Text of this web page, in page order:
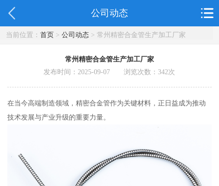
公司动态
当前位置： 首页> 公司动态> 常州精密合金管生产加工厂家
常州精密合金管生产加工厂家
发布时间：2025-09-07 浏览次数：342次
在当今高端制造领域，精密合金管作为关键材料，正日益成为推动
技术发展与产业升级的重要力量。